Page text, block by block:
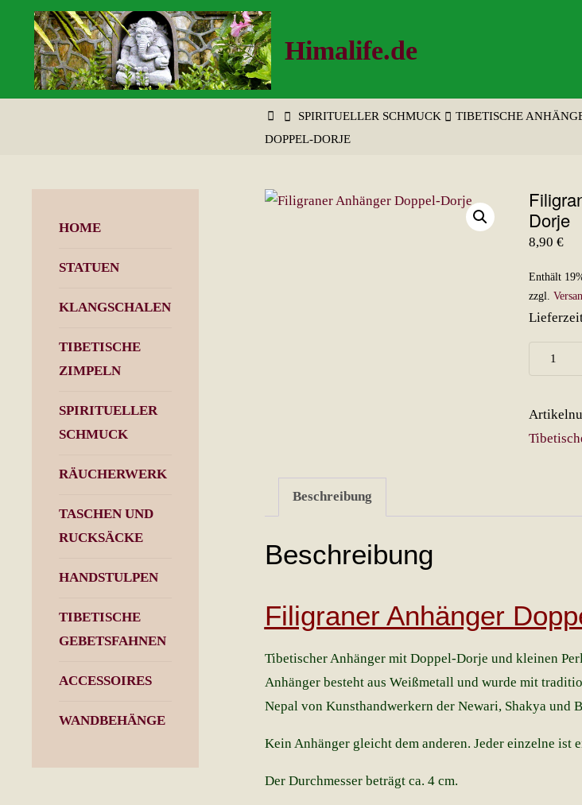
springen
Himalife.de
STARTSPIRITUELLER SCHMUCK TIBETISCHE
DOPPEL-DORJE
Dorje
8,90 €
Enthält
zzgl.
Filigraner
Dorje
Menge
Beschreibung
Beschreibung
Filigraner Anhänger
Tibetischer Anhänger mit Doppel-Dorje und kleinen
Anhänger besteht aus Weißmetall und wurde mit
Nepal von Kunsthandwerkern der Newari, Shakya und
Kein Anhänger gleicht dem anderen. Jeder einzelne ist
Der Durchmesser beträgt ca. 4 cm.
HOME
STATUEN
KLANGSCHALEN
TIBETISCHE
ZIMPELN
SPIRITUELLER
SCHMUCK
RÄUCHERWERK
TASCHEN UND
RUCKSÄCKE
HANDSTULPEN
TIBETISCHE
GEBETSFAHNEN
ACCESSOIRES
WANDBEHÄNGE